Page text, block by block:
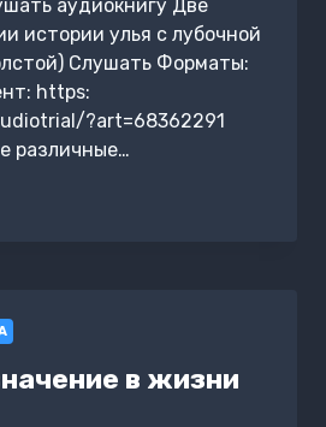
аудиокнигу Две
истории улья с лубочной
Слушать Форматы:
https:
?art=68362291
различные…
в жизни